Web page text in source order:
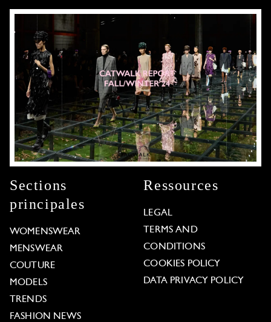
Sections
principales
WOMENSWEAR
MENSWEAR
COUTURE
MODELS
TRENDS
FASHION NEWS
Ressources
LEGAL
TERMS AND
CONDITIONS
COOKIES POLICY
DATA PRIVACY POLICY